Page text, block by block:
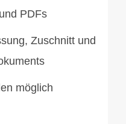
PDFs
Zuschnitt und
möglich